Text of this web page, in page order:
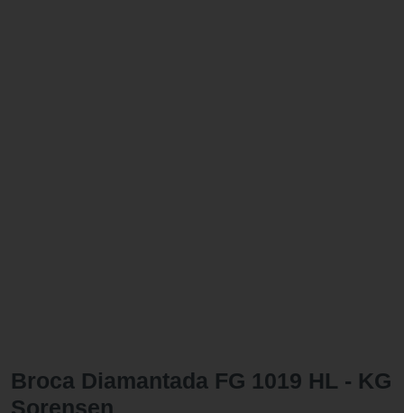
Broca Diamantada FG 1019 HL - KG
Sorensen